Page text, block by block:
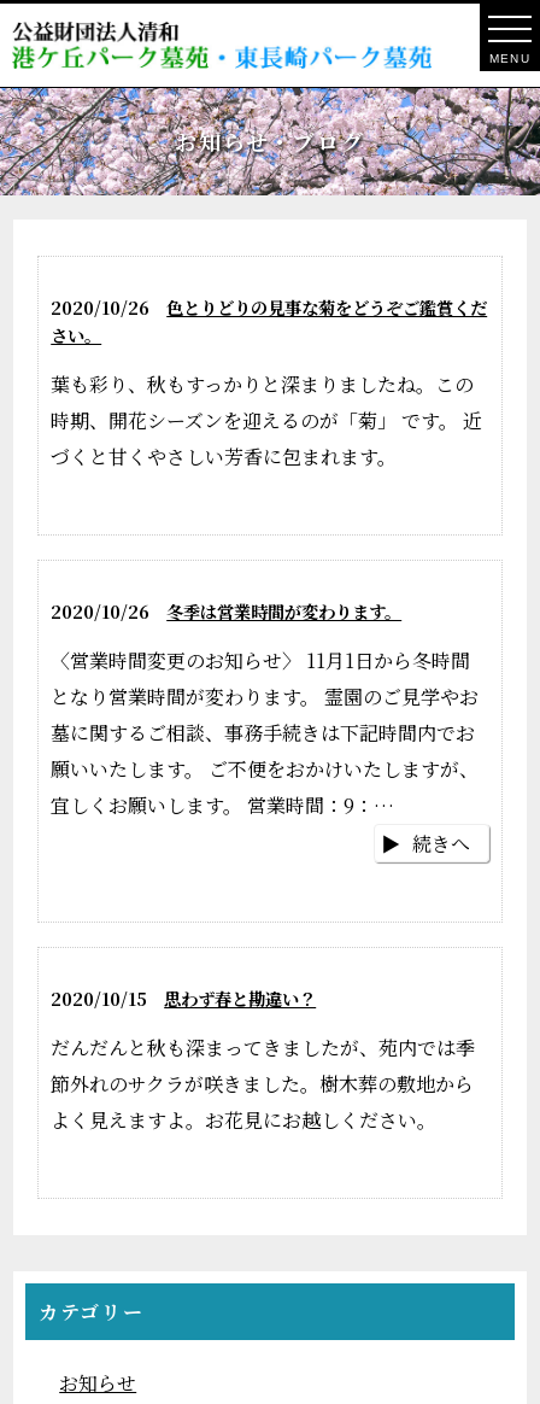
MENU
お知らせ・ブログ
2020/10/26
色とりどりの見事な菊をどうぞご鑑賞くだ
さい。
葉も彩り、秋もすっかりと深まりましたね。この
時期、開花シーズンを迎えるのが「菊」 です。 近
づくと甘くやさしい芳香に包まれます。
2020/10/26 冬季は営業時間が変わります。
〈営業時間変更のお知らせ〉 11月1日から冬時間
となり営業時間が変わります。 霊園のご見学やお
墓に関するご相談、事務手続きは下記時間内でお
願いいたします。 ご不便をおかけいたしますが、
宜しくお願いします。 営業時間：9：…
続きへ
2020/10/15 思わず春と勘違い？
だんだんと秋も深まってきましたが、苑内では季
節外れのサクラが咲きました。樹木葬の敷地から
よく見えますよ。お花見にお越しください。
カテゴリー
お知らせ